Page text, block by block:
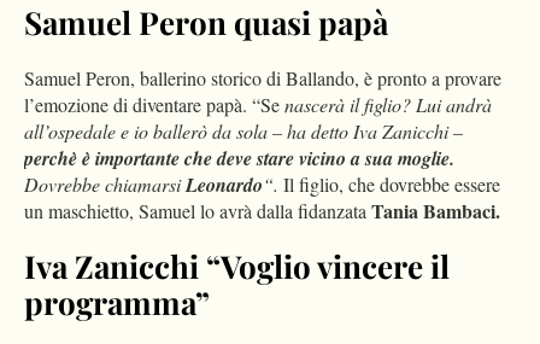
Samuel Peron quasi papà
Samuel Peron, ballerino storico di Ballando, è pronto a provare
l’emozione di diventare papà. “Senascerà il figlio? Lui andrà
all’ospedale e io ballerò da sola – ha detto Iva Zanicchi –
perchè è importante che deve stare vicino a sua moglie.
Dovrebbe chiamarsiLeonardo“. Il figlio, che dovrebbe essere
un maschietto, Samuel lo avrà dalla fidanzataTania Bambaci.
Iva Zanicchi “Voglio vincere il
programma”